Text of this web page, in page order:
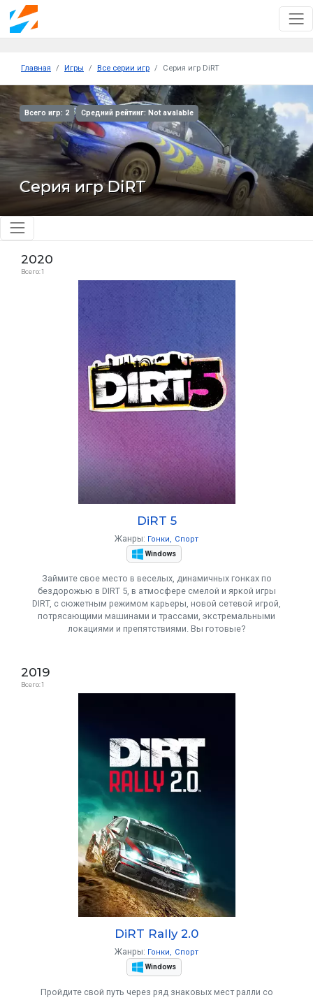
Главная Игры Все серии игр Серия игр DiRT
Всего игр: 2 Средний рейтинг: Not avalable
Серия игр DiRT
2020
Всего: 1
DiRT 5
Жанры: Гонки
Спорт
Windows
Займите свое место в веселых, динамичных гонках по
бездорожью в DIRT 5, в атмосфере смелой и яркой игры
DIRT, с сюжетным режимом карьеры, новой сетевой игрой,
потрясающими машинами и трассами, экстремальными
локациями и препятствиями. Вы готовые?
2019
Всего: 1
DiRT Rally 2.0
Жанры: Гонки
Спорт
Windows
Пройдите свой путь через ряд знаковых мест ралли со